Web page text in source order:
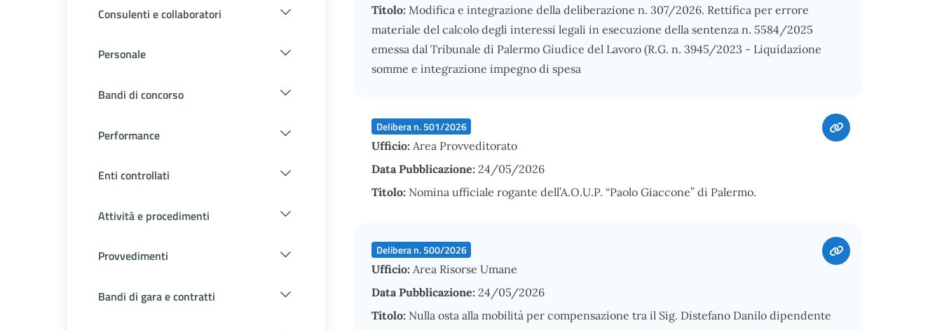
Consulenti e collaboratori
Personale
Bandi di concorso
Performance
Enti controllati
Attività e procedimenti
Provvedimenti
Bandi di gara e contratti
Titolo: Modifica e integrazione della deliberazione n. 307/2026. Rettifica per errore
materiale del calcolo degli interessi legali in esecuzione della sentenza n. 5584/2025
emessa dal Tribunale di Palermo Giudice del Lavoro (R.G. n. 3945/2023 - Liquidazione
somme e integrazione impegno di spesa
Delibera n. 501/2026
Ufficio: Area Provveditorato
Data Pubblicazione: 24/05/2026
Titolo: Nomina ufficiale rogante dell’A.O.U.P. “Paolo Giaccone” di Palermo.
Delibera n. 500/2026
Ufficio: Area Risorse Umane
Data Pubblicazione: 24/05/2026
Titolo: Nulla osta alla mobilità per compensazione tra il Sig. Distefano Danilo dipendente